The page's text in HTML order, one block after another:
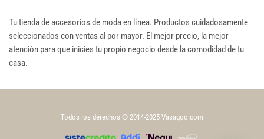
Tu tienda de accesorios de moda en línea. Productos cuidadosamente
seleccionados con ventas al por mayor. El mejor precio, la mejor
atención para que inicies tu propio negocio desde la comodidad de tu
casa.
Todos los derechos © 2014-2025 Vasagoo.com